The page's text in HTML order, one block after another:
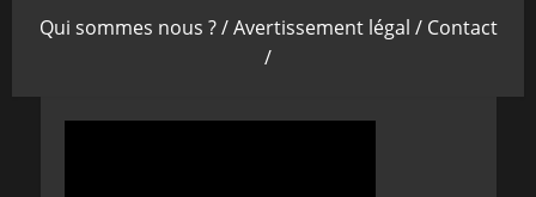
Qui sommes nous ? /Avertissement légal / Contact
/